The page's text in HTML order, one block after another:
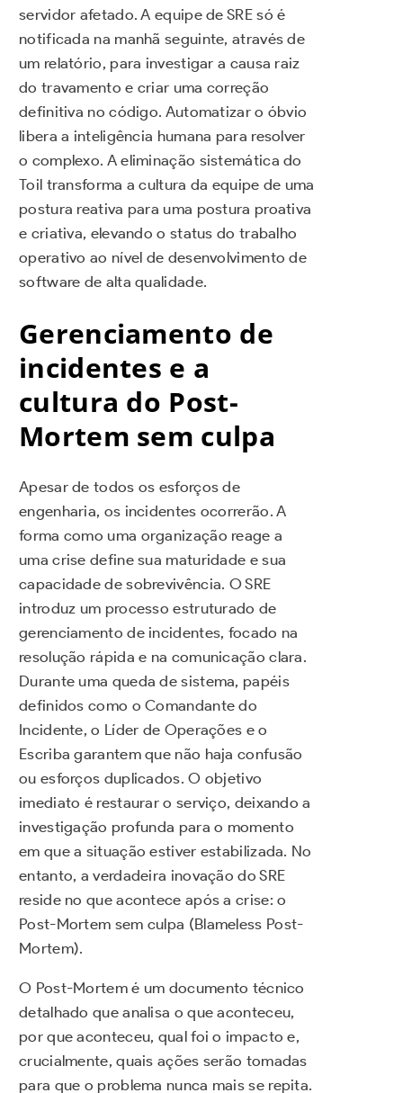
servidor afetado. A equipe de SRE só é
notificada na manhã seguinte, através de
um relatório, para investigar a causa raiz
do travamento e criar uma correção
definitiva no código. Automatizar o óbvio
libera a inteligência humana para resolver
o complexo. A eliminação sistemática do
Toil transforma a cultura da equipe de uma
postura reativa para uma postura proativa
e criativa, elevando o status do trabalho
operativo ao nível de desenvolvimento de
software de alta qualidade.
Gerenciamento de
incidentes e a
cultura do Post-
Mortem sem culpa
Apesar de todos os esforços de
engenharia, os incidentes ocorrerão. A
forma como uma organização reage a
uma crise define sua maturidade e sua
capacidade de sobrevivência. O SRE
introduz um processo estruturado de
gerenciamento de incidentes, focado na
resolução rápida e na comunicação clara.
Durante uma queda de sistema, papéis
definidos como o Comandante do
Incidente, o Líder de Operações e o
Escriba garantem que não haja confusão
ou esforços duplicados. O objetivo
imediato é restaurar o serviço, deixando a
investigação profunda para o momento
em que a situação estiver estabilizada. No
entanto, a verdadeira inovação do SRE
reside no que acontece após a crise: o
Post-Mortem sem culpa (Blameless Post-
Mortem).
O Post-Mortem é um documento técnico
detalhado que analisa o que aconteceu,
por que aconteceu, qual foi o impacto e,
crucialmente, quais ações serão tomadas
para que o problema nunca mais se repita.